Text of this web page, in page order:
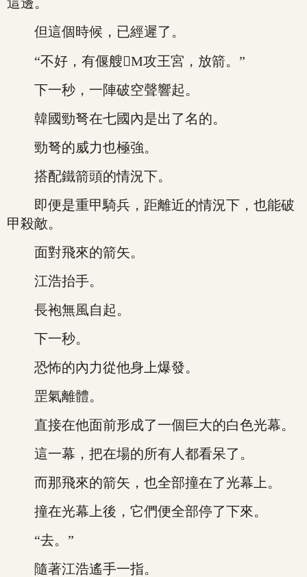
但這個時候，已經遲了。
“不好，有偃艘M攻王宮，放箭。”
下一秒，一陣破空聲響起。
韓國勁弩在七國內是出了名的。
勁弩的威力也極強。
搭配鐵箭頭的情況下。
即便是重甲騎兵，距離近的情況下，也能破
甲殺敵。
面對飛來的箭矢。
江浩抬手。
長袍無風自起。
下一秒。
恐怖的內力從他身上爆發。
罡氣離體。
直接在他面前形成了一個巨大的白色光幕。
這一幕，把在場的所有人都看呆了。
而那飛來的箭矢，也全部撞在了光幕上。
撞在光幕上後，它們便全部停了下來。
“去。”
隨著江浩遙手一指。